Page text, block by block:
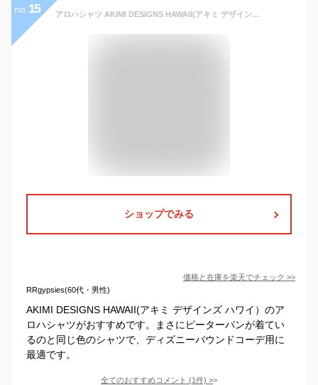
no. 15 アロハシャツ AKIMI DESIGNS HAWAII(アキミ デザインズ ハワイ） COL017 半袖 メンズ 黄緑（ライム色） 柄無し 新品 大きいサイズ プレゼント おしゃれ クールビズ ビジネス 人気 コットン35％ポリ65％ 開襟（オープンカラー）
ショップでみる
価格と在庫を楽天でチェック >>
RRgypsies(60代・男性)
AKIMI DESIGNS HAWAII(アキミ デザインズ ハワイ）のア
ロハシャツがおすすめです。まさにピーターパンが着てい
るのと同じ色のシャツで、ディズニーバウンドコーデ用に
最適です。
全てのおすすめコメント (1件) >